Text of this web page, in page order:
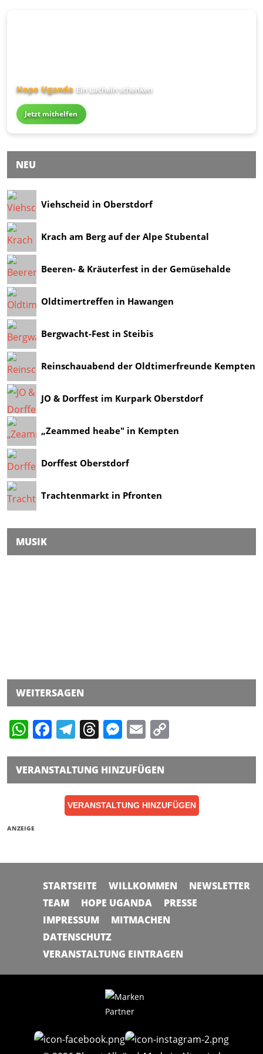
Hope Uganda Ein Lächeln schenken
Jetzt mithelfen
NEU
Viehscheid in Oberstdorf
Krach am Berg auf der Alpe Stubental
Beeren- & Kräuterfest in der Gemüsehalde
Oldtimertreffen in Hawangen
Bergwacht-Fest in Steibis
Reinschauabend der Oldtimerfreunde Kempten
JO & Dorffest im Kurpark Oberstdorf
„Zeammed heabe" in Kempten
Dorffest Oberstdorf
Trachtenmarkt in Pfronten
MUSIK
WEITERSAGEN
WhatsApp
Facebook
Telegram
Threads
Messenger
Email
VERANSTALTUNG HINZUFÜGEN
VERANSTALTUNG HINZUFÜGEN
ANZEIGE
STARTSEITE WILLKOMMEN
NEWSLETTER
TEAM
HOPE UGANDA
PRESSE
IMPRESSUM
MITMACHEN
DATENSCHUTZ
VERANSTALTUNG EINTRAGEN